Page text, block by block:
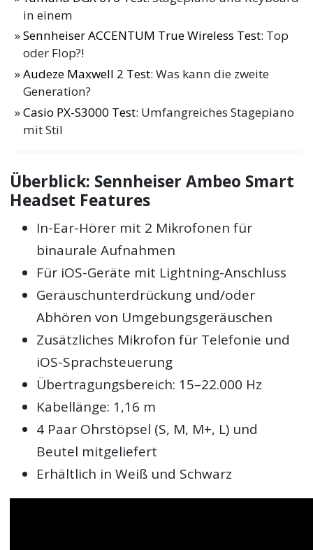
in einem
Sennheiser ACCENTUM True Wireless Test: Top
oder Flop?!
Audeze Maxwell 2 Test: Was kann die zweite
Generation?
Casio PX-S3000 Test: Umfangreiches Stagepiano
mit Stil
Überblick: Sennheiser Ambeo Smart
Headset Features
In-Ear-Hörer mit 2 Mikrofonen für
binaurale Aufnahmen
Für iOS-Geräte mit Lightning-Anschluss
Geräuschunterdrückung und/oder
Abhören von Umgebungsgeräuschen
Zusätzliches Mikrofon für Telefonie und
iOS-Sprachsteuerung
Übertragungsbereich: 15–22.000 Hz
Kabellänge: 1,16 m
4 Paar Ohrstöpsel (S, M, M+, L) und
Beutel mitgeliefert
Erhältlich in Weiß und Schwarz